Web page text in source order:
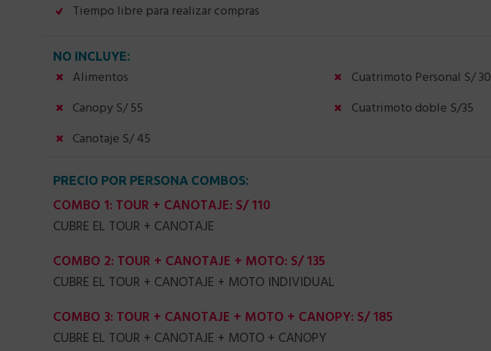
Tiempo libre para realizar compras
NO INCLUYE:
Alimentos
Canopy S/ 55
Canotaje S/ 45
Cuatrimoto Personal S/ 30
Cuatrimoto doble S/35
PRECIO POR PERSONA COMBOS:
COMBO 1: TOUR + CANOTAJE: S/ 110
CUBRE EL TOUR + CANOTAJE
COMBO 2: TOUR + CANOTAJE + MOTO: S/ 135
CUBRE EL TOUR + CANOTAJE + MOTO INDIVIDUAL
COMBO 3: TOUR + CANOTAJE + MOTO + CANOPY: S/ 185
CUBRE EL TOUR + CANOTAJE + MOTO + CANOPY